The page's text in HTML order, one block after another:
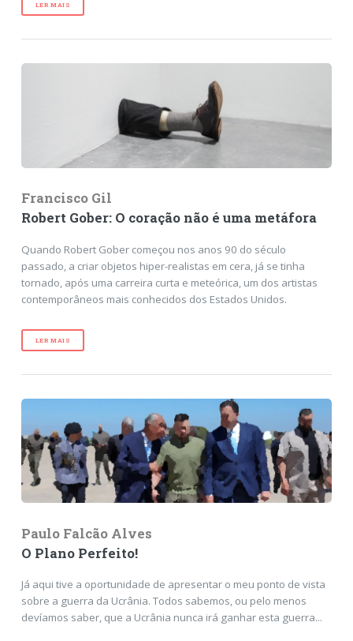
LER MAIS
Francisco Gil
Robert Gober: O coração não é uma metáfora
Quando Robert Gober começou nos anos 90 do século
passado, a criar objetos hiper-realistas em cera, já se tinha
tornado, após uma carreira curta e meteórica, um dos artistas
contemporâneos mais conhecidos dos Estados Unidos.
LER MAIS
Paulo Falcão Alves
O Plano Perfeito!
Já aqui tive a oportunidade de apresentar o meu ponto de vista
sobre a guerra da Ucrânia. Todos sabemos, ou pelo menos
devíamos saber, que a Ucrânia nunca irá ganhar esta guerra...